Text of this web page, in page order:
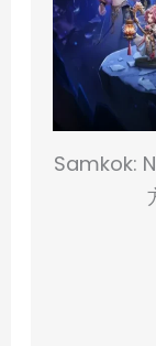
Samkok: